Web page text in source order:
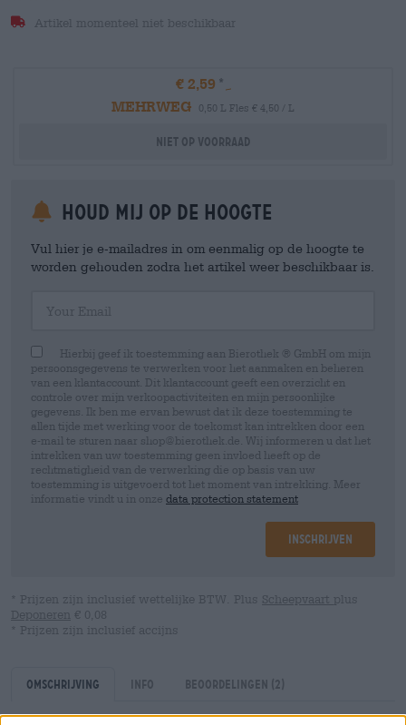
Artikel momenteel niet beschikbaar
€ 2,59
MEHRWEG
0,50 L Fles € 4,50 / L
Niet op voorraad
Houd mij op de hoogte
Vul hier je e-mailadres in om eenmalig op de hoogte te
worden gehouden zodra het artikel weer beschikbaar is.
Hierbij geef ik toestemming aan Bierothek ® GmbH om mijn
persoonsgegevens te verwerken voor het aanmaken en beheren
van een klantaccount. Dit klantaccount geeft een overzicht en
controle over mijn verkoopactiviteiten en mijn persoonlijke
gegevens. Ik ben me ervan bewust dat ik deze toestemming te
allen tijde met werking voor de toekomst kan intrekken door een
e-mail te sturen naar shop@bierothek.de. Wij informeren u dat het
intrekken van uw toestemming geen invloed heeft op de
rechtmatigheid van de verwerking die op basis van uw
toestemming is uitgevoerd tot het moment van intrekking. Meer
informatie vindt u in onze data protection statement
Inschrijven
* Prijzen zijn inclusief wettelijke BTW. Plus Scheepvaart plus
Deponeren € 0,08
* Prijzen zijn inclusief accijns
Omschrijving Info Beoordelingen (2)